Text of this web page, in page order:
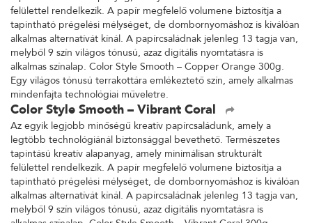
felülettel rendelkezik. A papír megfelelő volumene biztosítja a
tapintható prégelési mélységet, de dombornyomáshoz is kiválóan
alkalmas alternatívát kínál. A papírcsaládnak jelenleg 13 tagja van,
melyből 9 szín világos tónusú, azaz digitális nyomtatásra is
alkalmas színalap. Color Style Smooth – Copper Orange 300g.
Egy világos tónusú terrakottára emlékeztető szín, amely alkalmas
mindenfajta technológiai műveletre.
Color Style Smooth – Vibrant Coral
Az egyik legjobb minőségű kreatív papírcsaládunk, amely a
legtöbb technológiánál biztonsággal bevethető. Természetes
tapintású kreatív alapanyag, amely minimálisan strukturált
felülettel rendelkezik. A papír megfelelő volumene biztosítja a
tapintható prégelési mélységet, de dombornyomáshoz is kiválóan
alkalmas alternatívát kínál. A papírcsaládnak jelenleg 13 tagja van,
melyből 9 szín világos tónusú, azaz digitális nyomtatásra is